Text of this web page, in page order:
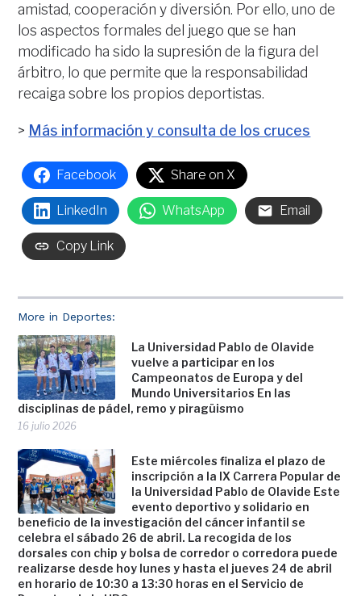
More in Deportes:
La Universidad Pablo de Olavide
vuelve a participar en los
Campeonatos de Europa y del
Mundo Universitarios En las
disciplinas de pádel, remo y piragüismo
16 julio 2026
Este miércoles finaliza el plazo de
inscripción a la IX Carrera Popular de
la Universidad Pablo de Olavide Este
evento deportivo y solidario en
beneficio de la investigación del cáncer infantil se
celebra el sábado 26 de abril. La recogida de los
dorsales con chip y bolsa de corredor o corredora puede
realizarse desde hoy lunes y hasta el jueves 24 de abril
en horario de 10:30 a 13:30 horas en el Servicio de
amistad, cooperación y diversión. Por ello, uno de
los aspectos formales del juego que se han
modificado ha sido la supresión de la figura del
árbitro, lo que permite que la responsabilidad
recaiga sobre los propios deportistas.
> Más información y consulta de los cruces
Facebook Share on X
LinkedIn WhatsApp Email
Copy Link